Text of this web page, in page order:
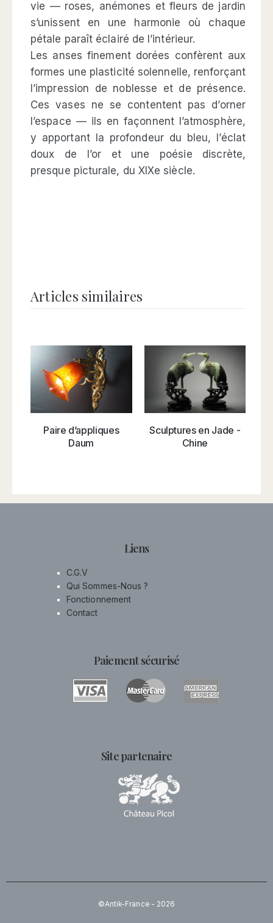
vie — roses, anémones et fleurs de jardin
s’unissent en une harmonie où chaque
pétale paraît éclairé de l’intérieur.
Les anses finement dorées confèrent aux
formes une plasticité solennelle, renforçant
l’impression de noblesse et de présence.
Ces vases ne se contentent pas d’orner
l’espace — ils en façonnent l’atmosphère,
y apportant la profondeur du bleu, l’éclat
doux de l’or et une poésie discrète,
presque picturale, du XIXe siècle.
Articles similaires
Paire d’appliques
Daum
Sculptures en Jade -
Chine
Liens
C.G.V
Qui Sommes-Nous ?
Fonctionnement
Contact
Paiement sécurisé
Site partenaire
©Antik-France - 2026